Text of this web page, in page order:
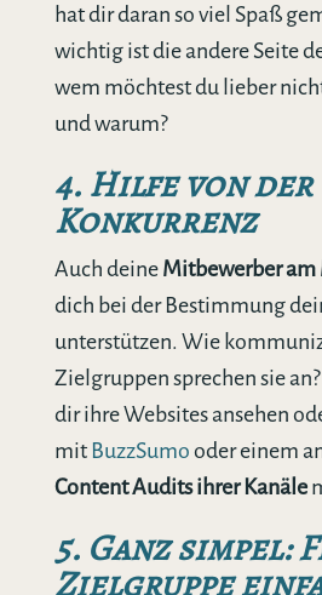
hat dir daran so viel Spaß
wichtig ist die andere Seite
wem möchtest du lieber
und warum?
4. Hilfe von der
Konkurrenz
Auch deine Mitbewerber am
dich bei der Bestimmung
unterstützen. Wie
Zielgruppen sprechen sie
dir ihre Websites ansehen
mit BuzzSumo oder einem
Content Audits ihrer Kanäle
5. Ganz simpel:
Zielgruppe